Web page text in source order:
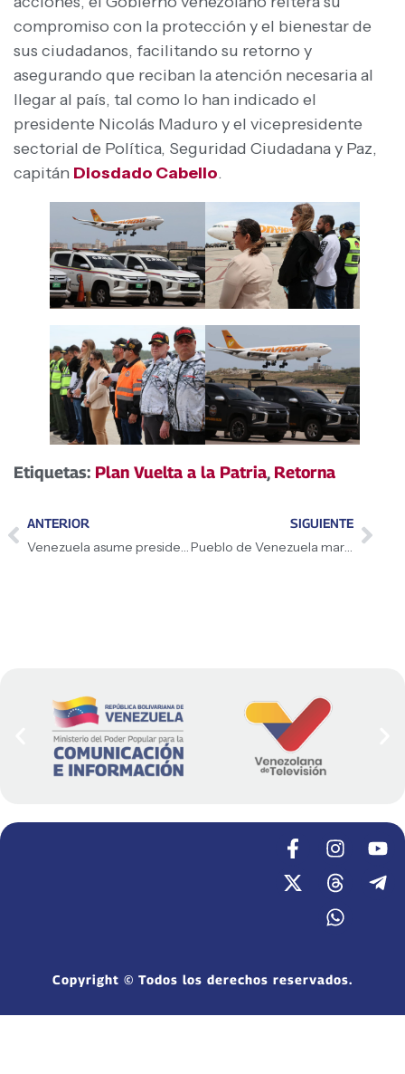
compromiso con la protección y el bienestar de
sus ciudadanos, facilitando su retorno y
asegurando que reciban la atención necesaria al
llegar al país, tal como lo han indicado el
presidente Nicolás Maduro y el vicepresidente
sectorial de Política, Seguridad Ciudadana y Paz,
capitán Diosdado Cabello.
Etiquetas: Plan Vuelta a la Patria, Retorna
ANTERIOR SIGUIENTE
Pueblo de Venezuela marchó por la paz mundial
Copyright © Todos los derechos reservados.